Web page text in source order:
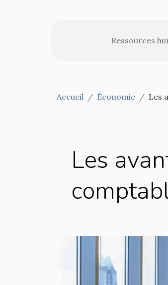
Ressources
Accueil Économie Les
Les